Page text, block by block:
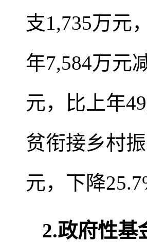
支1,735万元
年7,584万元
元，比上年
贫衔接乡村
元，下降
2.政府性基